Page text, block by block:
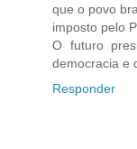
que o povo
imposto pelo
O futuro
democracia e
Responder